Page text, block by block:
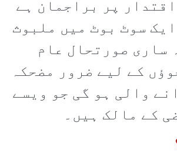
پر براجمان ہے
سوٹ بوٹ میں ملبوث
ساری صورتحال عام
کے لیے ضرور مضحکہ
والی ہو گی جو ویسے
کے مالک ہیں۔